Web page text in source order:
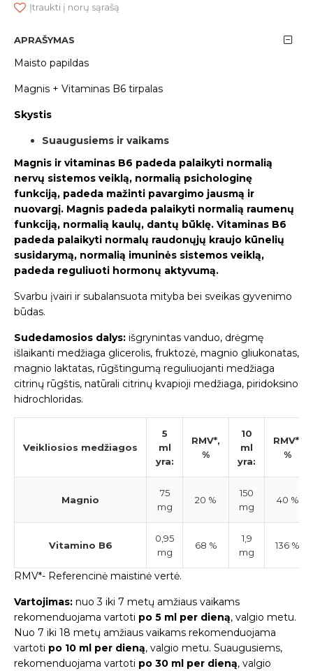
Įtraukti į norų sąrašą
APRAŠYMAS
Maisto papildas
Magnis + Vitaminas B6 tirpalas
Skystis
Suaugusiems ir vaikams
Magnis ir vitaminas B6 padeda palaikyti normalią
nervų sistemos veiklą, normalią psichologinę
funkciją, padeda mažinti pavargimo jausmą ir
nuovargį. Magnis padeda palaikyti normalią raumenų
funkciją, normalią kaulų, dantų būklę. Vitaminas B6
padeda palaikyti normalų raudonųjų kraujo kūnelių
susidarymą, normalią imuninės sistemos veiklą,
padeda reguliuoti hormonų aktyvumą.
Svarbu įvairi ir subalansuota mityba bei sveikas gyvenimo
būdas.
Sudedamosios dalys: išgrynintas vanduo, drėgmę
išlaikanti medžiaga glicerolis, fruktozė, magnio gliukonatas,
magnio laktatas, rūgštingumą reguliuojanti medžiaga
citrinų rūgštis, natūrali citrinų kvapioji medžiaga, piridoksino
hidrochloridas.
Veikliosios medžiagos
5
ml
yra:
RMV*,
%
10
ml
yra:
RMV*,
%
Magnio
75
mg
20 %
150
mg
40 %
Vitamino B6
0,95
mg
68 %
1,9
mg
136 %
RMV*- Referencinė maistinė vertė.
Vartojimas: nuo 3 iki 7 metų amžiaus vaikams
rekomenduojama vartoti po 5 ml per dieną, valgio metu.
Nuo 7 iki 18 metų amžiaus vaikams rekomenduojama
vartoti po 10 ml per dieną, valgio metu. Suaugusiems,
rekomenduojama vartoti po 30 ml per dieną, valgio